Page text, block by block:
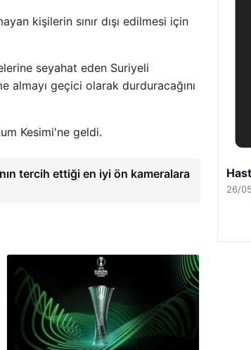
kişilerin sınır dışı edilmesi için
seyahat eden Suriyeli
almayı geçici olarak durduracağını
Kesimi'ne geldi.
tercih ettiği en iyi ön kameralara
26/